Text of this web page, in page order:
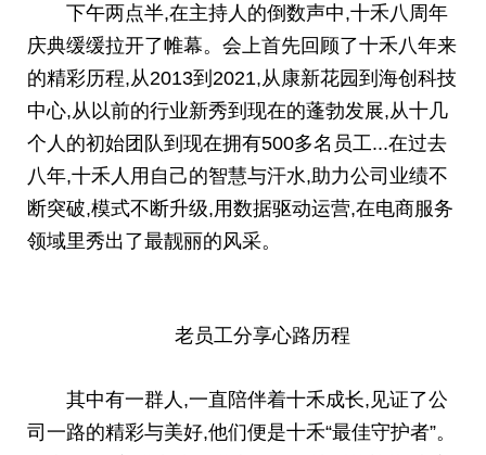
下午两点半,在主持人的倒数声中,十禾八 周年
庆典缓缓拉开了帷幕。会上首先回顾了十禾八年来
的精彩历程,从2013到2021,从康新花园到海创科技
中心,从以前的行业新秀到现在的蓬勃发展,从十几
个人的初始团队到现在拥有500多名员工...在过去
八年,十禾人用自己的智慧与汗水,助力公司业绩不
断突破,模式不断升级,用数据驱动运营,在电商服务
领域里秀出了最靓丽的风采。
老员工分享心路历程
其中有一群人,一直陪伴着十禾成长,见证了公
司一路的精彩与美好,他们便是十禾“最佳守护者”。